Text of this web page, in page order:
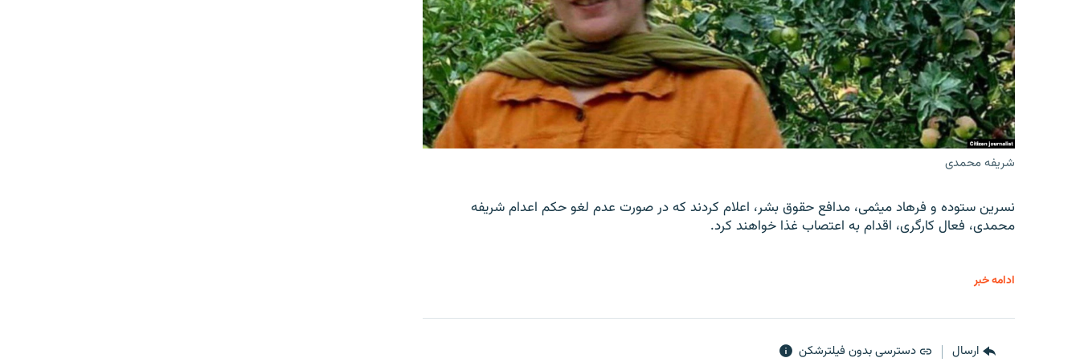
شریفه محمدی
نسرین ستوده و فرهاد میثمی، مدافع حقوق بشر، اعلام کردند که در صورت عدم لغو حکم اعدام شریفه
محمدی، فعال کارگری، اقدام به اعتصاب غذا خواهند کرد.
ادامه خبر
ارسال دسترسی بدون فیلترشکن